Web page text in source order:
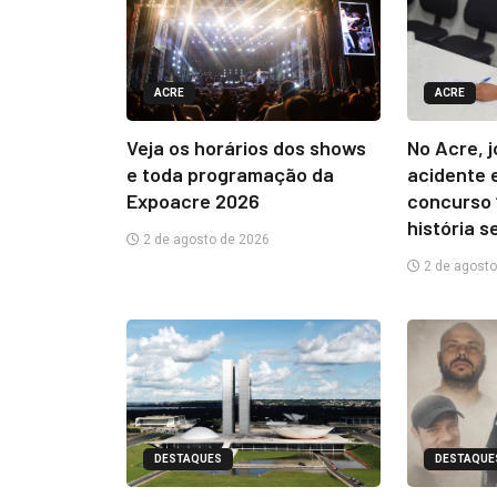
ACRE
Veja os horários dos shows
e toda programação da
Expoacre 2026
2 de agosto de 2026
ACRE
No Acre,
acidente
concurso
história
2 de
DESTAQUES